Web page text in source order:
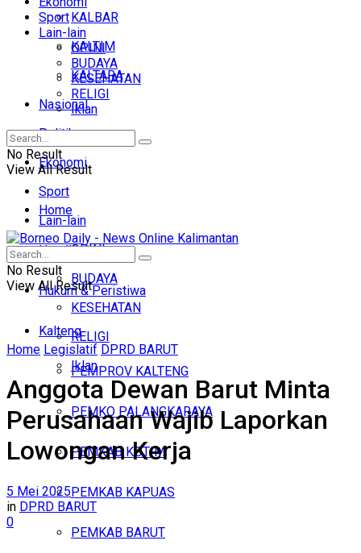
KALBAR
KALTIM
KALTARA
Nasional
Politik
Ekonomi
Sport
Lain-lain
OPINI
BUDAYA
KESEHATAN
RELIGI
Iklan
Jumat, Agustus 7, 2026
Sport
Lain-lain
OPINI
BUDAYA
KESEHATAN
RELIGI
Iklan
No Result
View All Result
Home
Headline
Hukum & Peristiwa
Kalteng
PEMPROV KALTENG
PEMKO PALANGKARAYA
PEMKAB KOTIM
PEMKAB KAPUAS
PEMKAB BARUT
No Result
View All Result
Home Legislatif DPRD BARUT
Anggota Dewan Barut Minta
Perusahaan Wajib Laporkan
Lowongan Kerja
5 Mei 2025
in DPRD BARUT
0